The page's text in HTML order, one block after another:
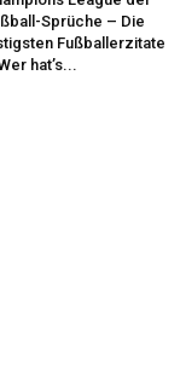
Sprüche – Die
Fußballerzitate
hat’s...